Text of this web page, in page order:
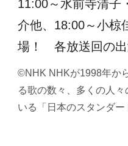
11:00～水前寺清子
介他、18:00～小椋
場！ 各放送回の出
©NHK NHKが1998年か
る歌の数々、多くの人
いる「日本のスタンダ